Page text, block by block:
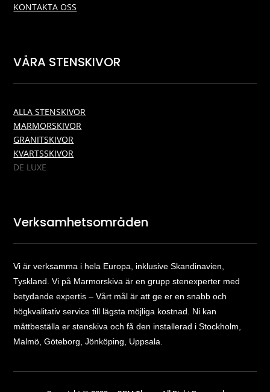
KONTAKTA OSS
VÅRA STENSKIVOR
ALLA STENSKIVOR
MARMORSKIVOR
GRANITSKIVOR
KVARTSSKIVOR
DE LUXE
Verksamhetsområden
Vi är verksamma i hela Europa, inklusive Skandinavien,
Tyskland. Vi på Marmorskiva är en grupp stenexperter med
betydande expertis – Vårt mål är att ge er en snabb och
högkvalitativ service till lägsta möjliga kostnad. Ni kan
måttbeställa er stenskiva och få den installerad i Stockholm,
Malmö, Göteborg, Jönköping, Uppsala.